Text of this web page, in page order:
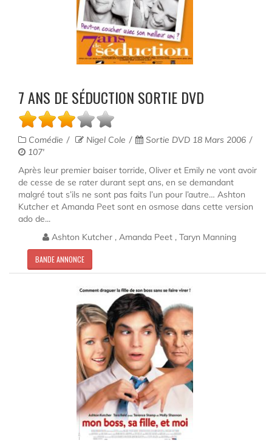
7 ANS DE SÉDUCTION SORTIE DVD
Comédie Nigel Cole
Sortie DVD 18 Mars 2006
107'
Après leur premier baiser torride, Oliver et Emily ne vont avoir
de cesse de se rater durant sept ans, en se demandant
malgré tout s’ils ne sont pas faits l’un pour l’autre… Ashton
Kutcher et Amanda Peet sont en osmose dans cette version
ado de...
Ashton Kutcher , Amanda Peet , Taryn Manning
BANDE ANNONCE